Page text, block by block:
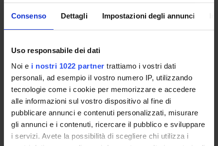
Consenso Dettagli Impostazioni degli annunci
Uso responsabile dei dati
Noi e i nostri 1022 partner trattiamo i vostri dati
personali, ad esempio il vostro numero IP, utilizzando
tecnologie come i cookie per memorizzare e accedere
alle informazioni sul vostro dispositivo al fine di
pubblicare annunci e contenuti personalizzati, misurare
gli annunci e i contenuti, ricercare il pubblico e sviluppare
i servizi. Avete la possibilità di scegliere chi utilizza i
GOVERNANCE
UFFICI E STRUTTURE DI SERVIZIO
SERVIZI DI SEGRETERIA STUDENTI
STRUTTURE DEL DIPARTIMENTO
LABORATORI DI RICERCA
CENTRI DI RICERCA